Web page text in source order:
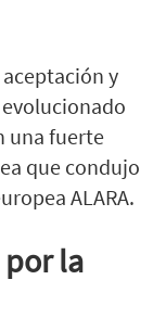
y
una fuerte
que condujo
ALARA.
la